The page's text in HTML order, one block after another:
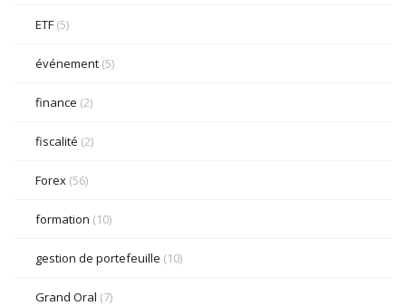
ETF (5)
événement (5)
finance (2)
fiscalité (2)
Forex (56)
formation (10)
gestion de portefeuille (10)
Grand Oral (7)